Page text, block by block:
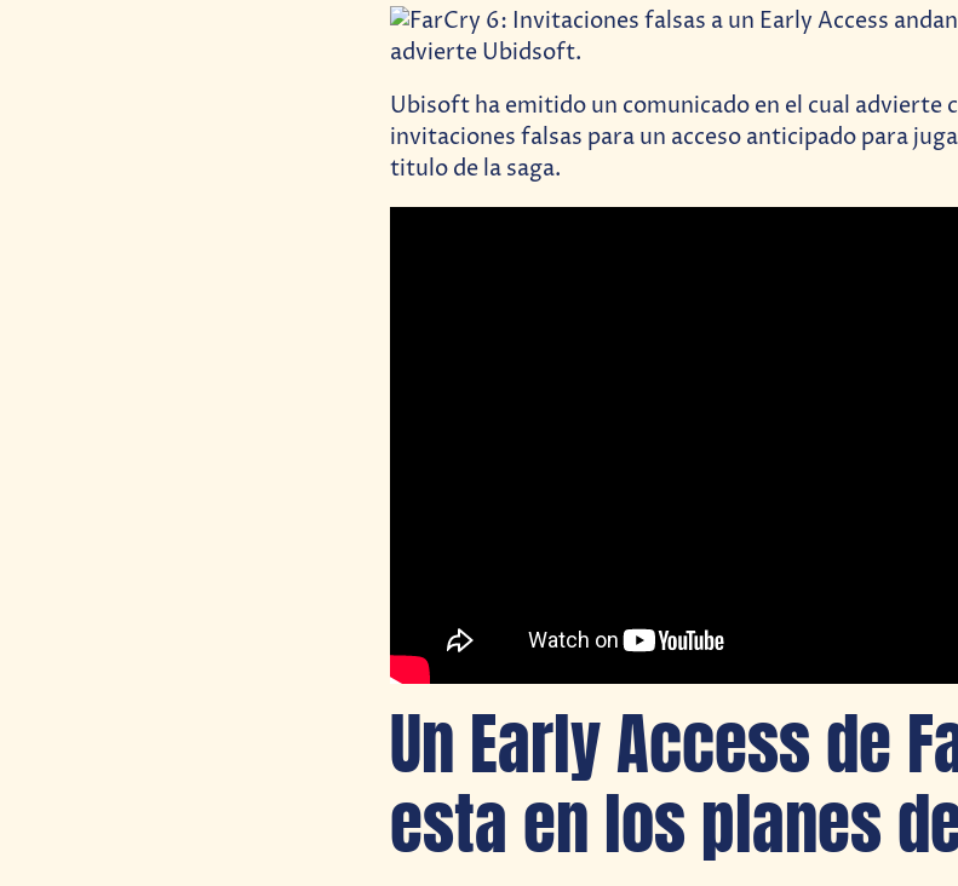
Ubisoft ha emitido un comunicado en el cual advierte
invitaciones falsas para un acceso anticipado para
titulo de la saga.
Un Early Access de
esta en los planes